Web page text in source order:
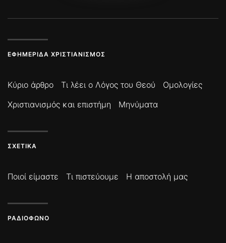
ΕΦΗΜΕΡΊΔΑ ΧΡΙΣΤΙΑΝΙΣΜΌΣ
Κύριο άρθρο Τι λέει ο Λόγος του Θεού
Ομολογίες
Χριστιανισμός και επιστήμη
Μηνύματα
ΣΧΕΤΙΚΆ
Ποιοί είμαστε Τι πιστεύουμε Η αποστολή μας
ΡΑΔΙΌΦΩΝΟ